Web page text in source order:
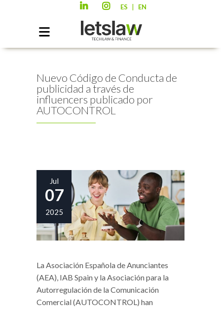
ES EN
Nuevo Código de Conducta de
publicidad a través de
influencers publicado por
AUTOCONTROL
Jul
07
2025
La Asociación Española de Anunciantes
(AEA), IAB Spain y la Asociación para la
Autorregulación de la Comunicación
Comercial (AUTOCONTROL) han